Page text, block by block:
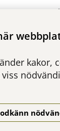
kakor,
via